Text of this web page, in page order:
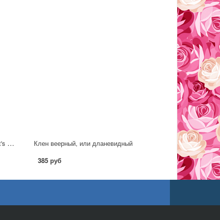
Клен ложноплатановый (сорт 'Leat's Cottage') C7,5
Клен веерный, или дланевидный
385 руб